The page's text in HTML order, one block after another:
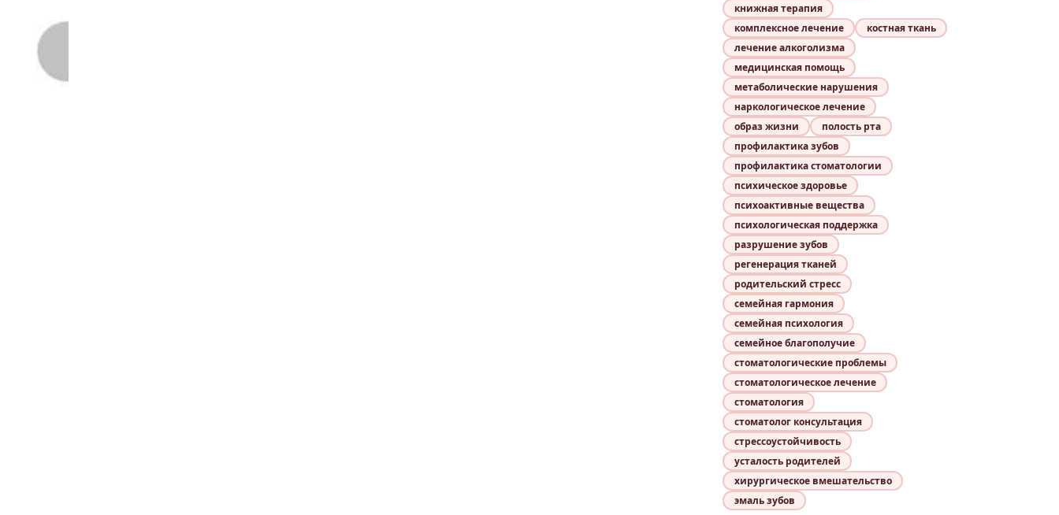
книжная терапия
комплексное лечение
костная ткань
лечение алкоголизма
медицинская помощь
метаболические нарушения
наркологическое лечение
образ жизни
полость рта
профилактика зубов
профилактика стоматологии
психическое здоровье
психоактивные вещества
психологическая поддержка
разрушение зубов
регенерация тканей
родительский стресс
семейная гармония
семейная психология
семейное благополучие
стоматологические проблемы
стоматологическое лечение
стоматология
стоматолог консультация
стрессоустойчивость
усталость родителей
хирургическое вмешательство
эмаль зубов